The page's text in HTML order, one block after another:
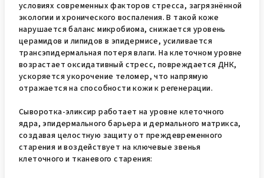
условиях современных факторов стресса, загрязнённой
экологии и хронического воспаления. В такой коже
нарушается баланс микробиома, снижается уровень
церамидов и липидов в эпидермисе, усиливается
трансэпидермальная потеря влаги. На клеточном уровне
возрастает оксидативный стресс, повреждается ДНК,
ускоряется укорочение теломер, что напрямую
отражается на способности кожи к регенерации.
Сыворотка-эликсир работает на уровне клеточного
ядра, эпидермального барьера и дермального матрикса,
создавая целостную защиту от преждевременного
старения и воздействует на ключевые звенья
клеточного и тканевого старения: